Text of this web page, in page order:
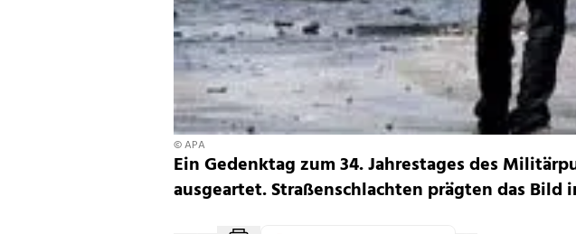
© APA
Ein Gedenktag zum 34. Jahrestages des
ausgeartet. Straßenschlachten prägten das Bild